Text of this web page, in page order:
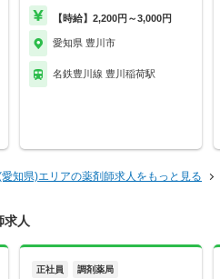
【時給】2,200円～3,000円
愛知県 豊川市
名鉄豊川線 豊川稲荷駅
知県)エリアの薬剤師求人をもっと見る
求人
正社員 調剤薬局